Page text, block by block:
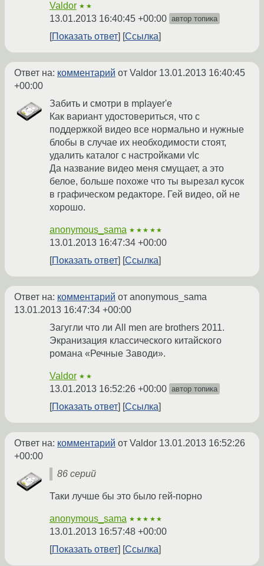
Valdor ★★
13.01.2013 16:40:45 +00:00 автор топика
Показать ответ Ссылка
Ответ на: комментарий от Valdor 13.01.2013 16:40:45
+00:00
Забить и смотри в mplayer'е
Как вариант удостовериться, что с
поддержкой видео все нормально и нужные
блобы в случае их необходимости стоят,
удалить каталог с настройками vlc
Да название видео меня смущает, а это
белое, больше похоже что ты вырезал кусок
в графическом редакторе. Гей видео, ой не
хорошо.
anonymous_sama ★★★★★
13.01.2013 16:47:34 +00:00
Показать ответ
Ссылка
Ответ на: комментарий от anonymous_sama
13.01.2013 16:47:34 +00:00
Загугли что ли All men are brothers 2011.
Экранизация классического китайского
романа «Речные Заводи».
Valdor ★★
13.01.2013 16:52:26 +00:00 автор топика
Показать ответ Ссылка
Ответ на: комментарий от Valdor 13.01.2013 16:52:26
+00:00
86 серий
Таки лучше бы это было гей-порно
anonymous_sama ★★★★★
13.01.2013 16:57:48 +00:00
Показать ответ
Ссылка